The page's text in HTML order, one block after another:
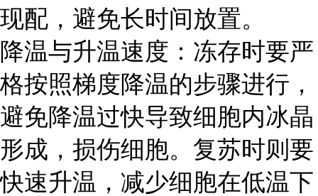
现配，避免长时间放置。
降温与升温速度：冻存时要严
格按照梯度降温的步骤进行，
避免降温过快导致细胞内冰晶
形成，损伤细胞。复苏时则要
快速升温，减少细胞在低温下